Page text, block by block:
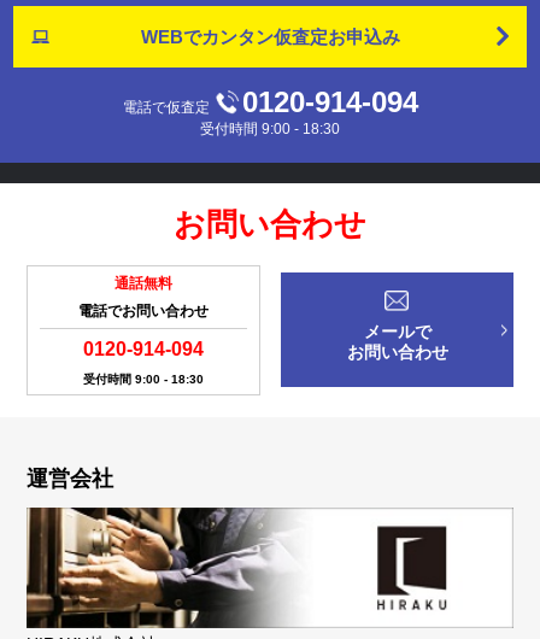
WEBでカンタン仮査定お申込み
電話で仮査定 0120-914-094
受付時間 9:00 - 18:30
お問い合わせ
通話無料
電話でお問い合わせ
0120-914-094
受付時間 9:00 - 18:30
メールで
お問い合わせ
運営会社